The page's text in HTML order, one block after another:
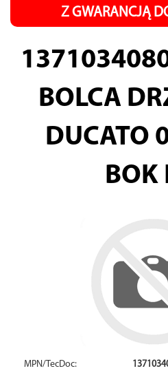
Z GWARANCJĄ
BOLCA
DUCATO
BOK
MPN/TecDoc: